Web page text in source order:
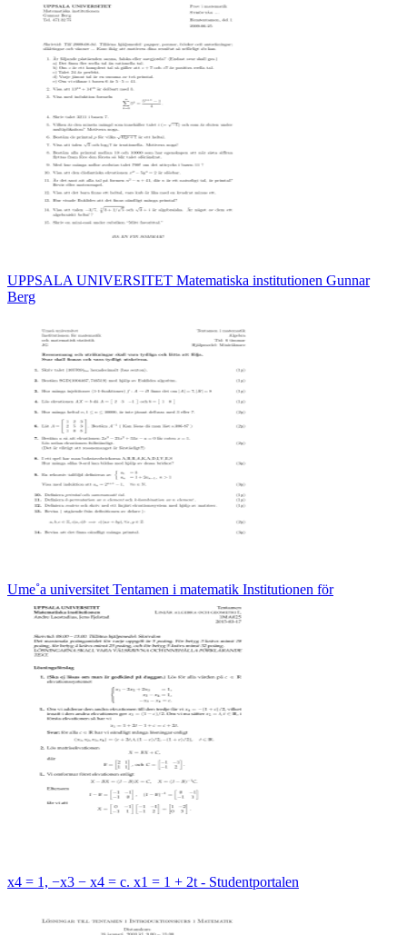
UPPSALA UNIVERSITET Matematiska institutionen Gunnar
Berg
Ume˚a universitet Tentamen i matematik Institutionen för
x4 = 1, −x3 − x4 = c. x1 = 1 + 2t - Studentportalen